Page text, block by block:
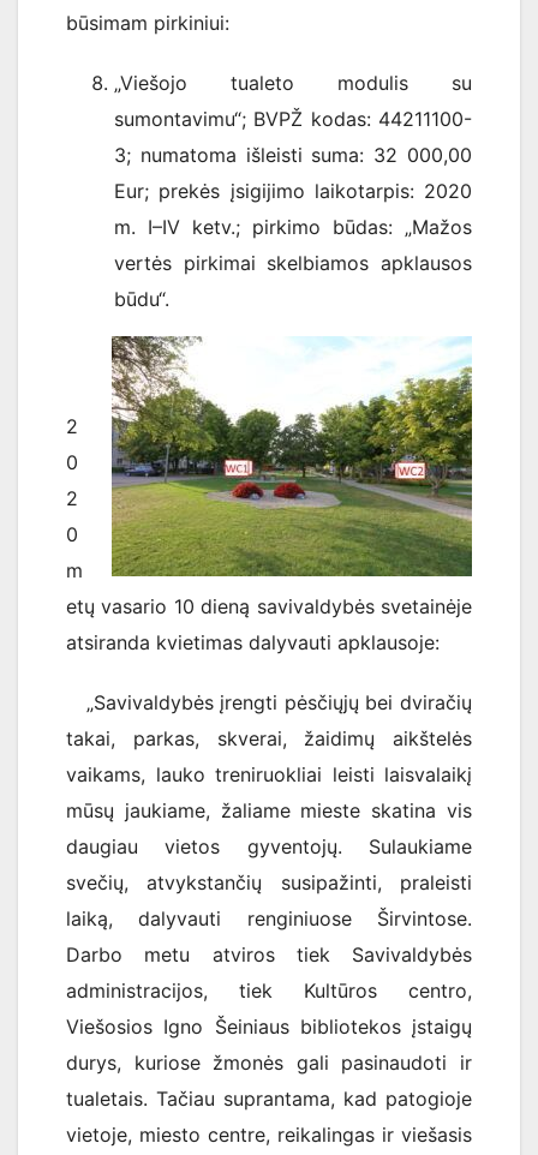
būsimam pirkiniui:
„Viešojo tualeto modulis su
sumontavimu“; BVPŽ kodas: 44211100-
3; numatoma išleisti suma: 32 000,00
Eur; prekės įsigijimo laikotarpis: 2020
m. I–IV ketv.; pirkimo būdas: „Mažos
vertės pirkimai skelbiamos apklausos
būdu“.
2
0
2
0
m
etų vasario 10 dieną savivaldybės svetainėje
atsiranda kvietimas dalyvauti apklausoje:
„Savivaldybės įrengti pėsčiųjų bei dviračių
takai, parkas, skverai, žaidimų aikštelės
vaikams, lauko treniruokliai leisti laisvalaikį
mūsų jaukiame, žaliame mieste skatina vis
daugiau vietos gyventojų. Sulaukiame
svečių, atvykstančių susipažinti, praleisti
laiką, dalyvauti renginiuose Širvintose.
Darbo metu atviros tiek Savivaldybės
administracijos, tiek Kultūros centro,
Viešosios Igno Šeiniaus bibliotekos įstaigų
durys, kuriose žmonės gali pasinaudoti ir
tualetais. Tačiau suprantama, kad patogioje
vietoje, miesto centre, reikalingas ir viešasis